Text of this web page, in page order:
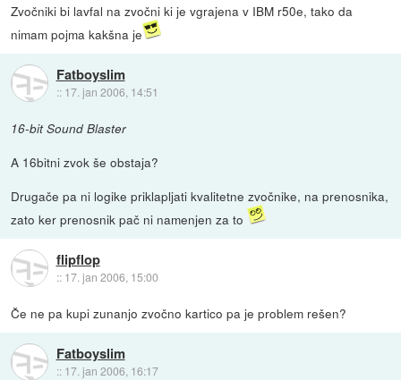
Zvočniki bi lavfal na zvočni ki je vgrajena v IBM r50e, tako da
nimam pojma kakšna je
Fatboyslim
:: 17. jan 2006, 14:51
16-bit Sound Blaster
A 16bitni zvok še obstaja?
Drugače pa ni logike priklapljati kvalitetne zvočnike, na prenosnika,
zato ker prenosnik pač ni namenjen za to
flipflop
:: 17. jan 2006, 15:00
Če ne pa kupi zunanjo zvočno kartico pa je problem rešen?
Fatboyslim
:: 17. jan 2006, 16:17